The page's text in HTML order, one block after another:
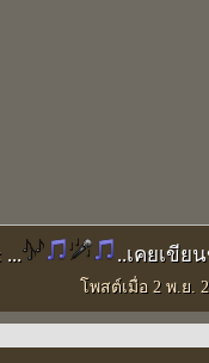
... ..เคยเขีย
โพสต์เมื่อ 2 พ.ย.